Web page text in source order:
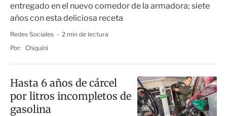
entregado en el nuevo comedor de la armadora; siete
años con esta deliciosa receta
Redes Sociales
2 min de lectura
Por: Chiquini
Hasta 6 años de cárcel
por litros incompletos de
gasolina